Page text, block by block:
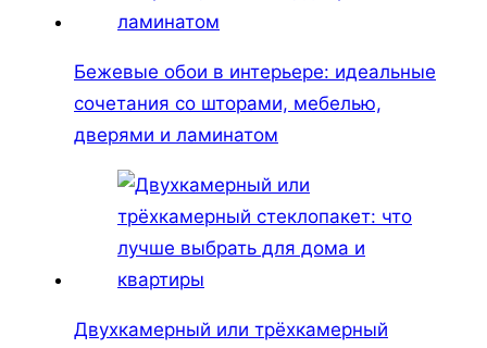
Бежевые обои в интерьере: идеальные
сочетания со шторами, мебелью,
дверями и ламинатом
Двухкамерный или трёхкамерный